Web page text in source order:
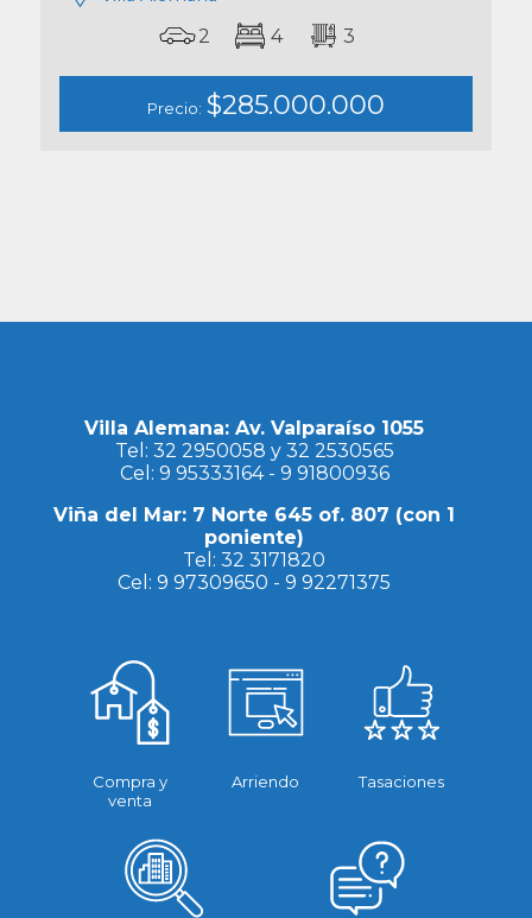
2 4 3
Precio: $285.000.000
Villa Alemana: Av. Valparaíso 1055
Tel: 32 2950058 y 32 2530565
Cel: 9 95333164- 9 91800936
Viña del Mar: 7 Norte 645 of. 807 (con 1
poniente)
Tel:32 3171820
Cel:9 97309650 -9 92271375
Compra y
venta
Arriendo Tasaciones